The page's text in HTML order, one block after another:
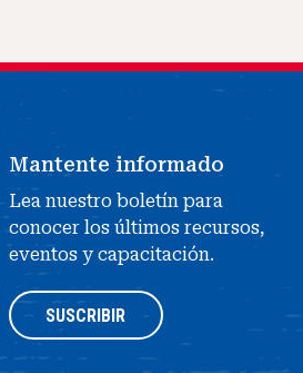
Mantente informado
Lea nuestro boletín para
conocer los últimos recursos,
eventos y capacitación.
SUSCRIBIR